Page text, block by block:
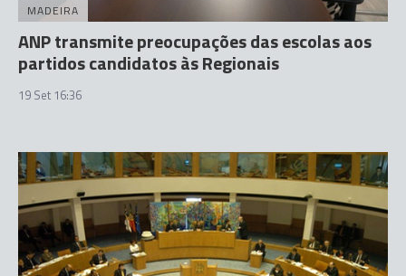
MADEIRA
ANP transmite preocupações das escolas aos
partidos candidatos às Regionais
19 Set 16:36